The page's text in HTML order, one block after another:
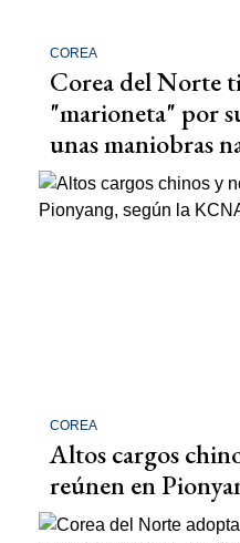
COREA
Corea del Norte
"marioneta" por
unas maniobras
COREA
Altos cargos
reúnen en